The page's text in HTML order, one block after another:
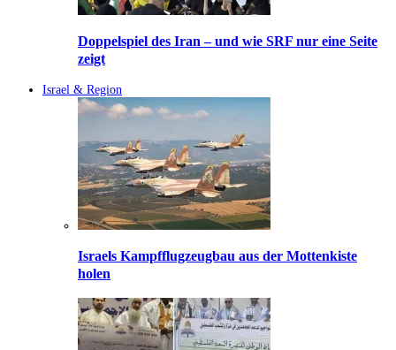
Doppelspiel des Iran – und wie SRF nur eine Seite
zeigt
Israel & Region
Israels Kampfflugzeugbau aus der Mottenkiste
holen